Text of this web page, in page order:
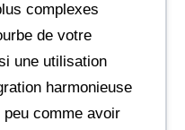
complexes
de votre
une utilisation
harmonieuse
peu comme avoir